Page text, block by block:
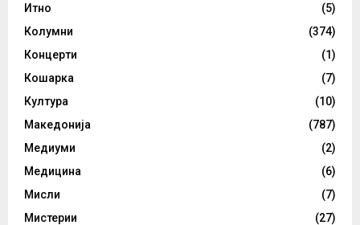
Итно
(5)
Колумни
(374)
Концерти
(1)
Кошарка
(7)
Култура
(10)
Македонија
(787)
Медиуми
(2)
Медицина
(6)
Мисли
(7)
Мистерии
(27)